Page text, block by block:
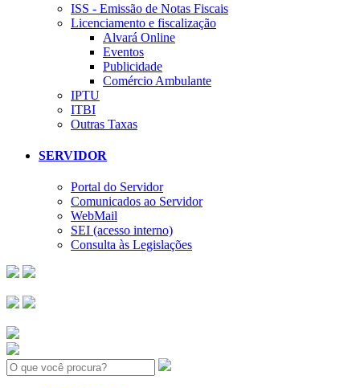
ISS - Emissão de Notas Fiscais
Licenciamento e fiscalização
Alvará Online
Eventos
Publicidade
Comércio Ambulante
IPTU
ITBI
Outras Taxas
SERVIDOR
Portal do Servidor
Comunicados ao Servidor
WebMail
SEI (acesso interno)
Consulta às Legislações
Search: